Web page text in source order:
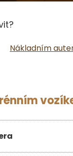
Nákladním